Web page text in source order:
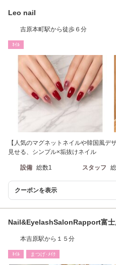
Leo nail
吉原本町駅から徒歩６分
ﾈｲﾙ
【人気のマグネットネイルや韓国風
見せる、シンプル×垢抜けネイル
設備 総数1 スタッフ
クーポンを表示
Nail&EyelashSalonRapport富士
本吉原駅から１５分
ﾈｲﾙ まつげ･ﾒｲｸ